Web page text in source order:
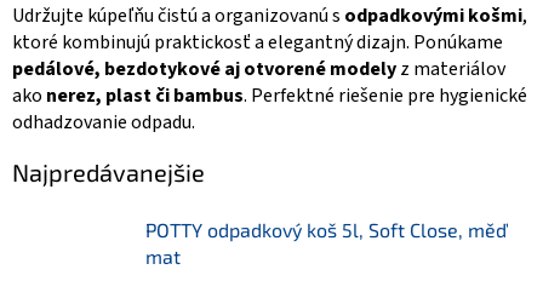
Udržujte kúpeľňu čistú a organizovanú s odpadkovými košmi,
ktoré kombinujú praktickosť a elegantný dizajn. Ponúkame
pedálové, bezdotykové aj otvorené modelyz materiálov
ako nerez, plast či bambus. Perfektné riešenie pre hygienické
odhadzovanie odpadu.
Najpredávanejšie
POTTY odpadkový koš 5l, Soft Close, měď
mat